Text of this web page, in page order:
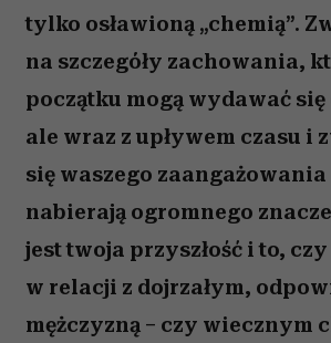
tylko osławioną „chemią”.
na szczegóły zachowania,
początku mogą wydawać
ale wraz z upływem czasu i
się waszego
nabierają ogromnego
jest twoja przyszłość i to,
w relacji z dojrzałym,
mężczyzną – czy wiecznym